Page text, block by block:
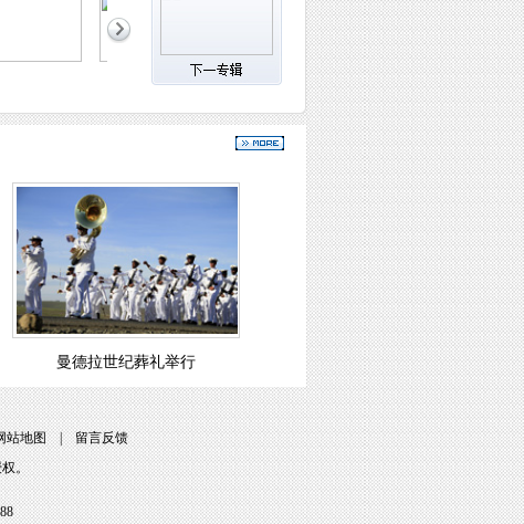
曼德拉世纪葬礼举行
站地图 |留言反馈
。